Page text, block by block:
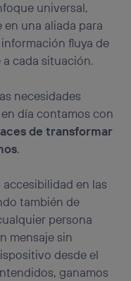
universal,
una aliada para
fluya de
cada situación.
necesidades
día contamos con
de transformar
.
en las
también de
persona
mensaje sin
desde el
ganamos